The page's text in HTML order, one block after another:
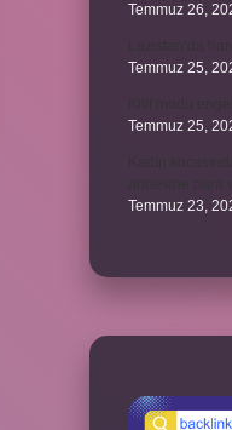
Temmuz 26,
Temmuz 25,
Temmuz 25,
Temmuz 23,